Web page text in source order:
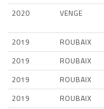
2020
VENGE
2019
ROUBAIX
2019
ROUBAIX
2019
ROUBAIX
2019
ROUBAIX